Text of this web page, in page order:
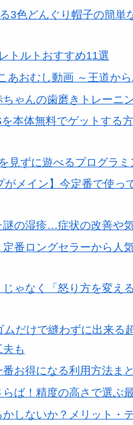
3色どんぐり帽子の簡単
トルトおすすめ11選
あおむし動画 ～王道か
ゃんの歯磨きトレーニ
本体無料でゲットする
見ずに遊べるプログラ
がメイン】今定番で使っ
謎の湿疹…症状の改善や
定番ロングセラーから人
ゃなく「怒り方を変え
ムだけで縫わずに出来る
も
番お得になる利用方法ま
らば！精度の高さで選ぶ
かしないか？メリット・